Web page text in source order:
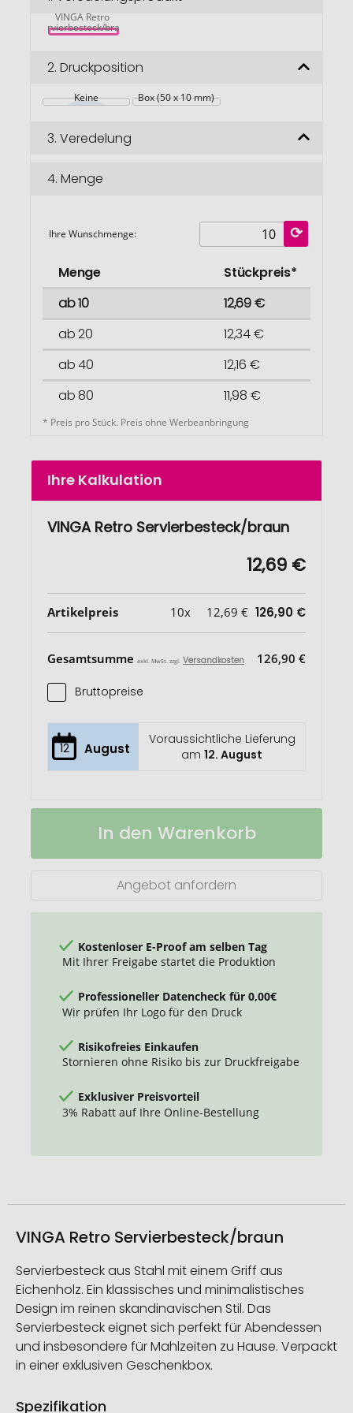
springenVINGA Retro
Servierbesteck/braun
2. Druckposition
Keine Box (50 x 10 mm)
3. Veredelung
4. Menge
Ihre Wunschmenge:
Menge
Stückpreis*
ab 10
12,69 €
ab 20
12,34 €
ab 40
12,16 €
ab 80
11,98 €
* Preis pro Stück. Preis ohne Werbeanbringung
Ihre Kalkulation
VINGA Retro Servierbesteck/braun
12,69 €
Artikelpreis 10x 12,69 € 126,90 €
Gesamtsumme exkl. MwSt. zzgl. Versandkosten 126,90 €
Bruttopreise
12 August
Voraussichtliche Lieferung
am12. August
VINGA
Auf
In den Warenkorb
Angebot anfordern
Kostenloser E-Proof am selben Tag
Mit Ihrer Freigabe startet die Produktion
Professioneller Datencheck für 0,00€
Wir prüfen Ihr Logo für den Druck
Risikofreies Einkaufen
Stornieren ohne Risiko bis zur Druckfreigabe
Exklusiver Preisvorteil
3% Rabatt auf Ihre Online-Bestellung
VINGA Retro Servierbesteck/braun
Servierbesteck aus Stahl mit einem Griff aus
Eichenholz. Ein klassisches und minimalistisches
Design im reinen skandinavischen Stil. Das
Servierbesteck eignet sich perfekt für Abendessen
und insbesondere für Mahlzeiten zu Hause. Verpackt
in einer exklusiven Geschenkbox.
Spezifikation